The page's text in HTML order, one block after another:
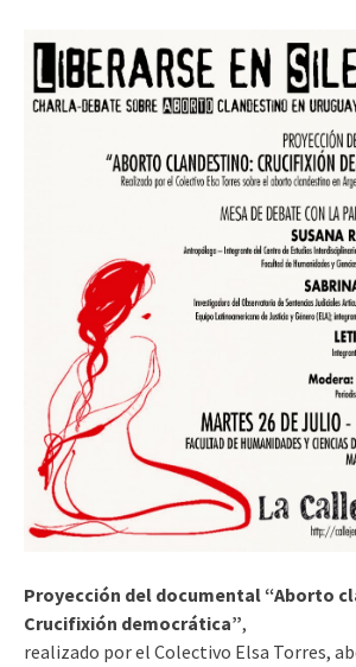
Proyección del documental “Aborto
Crucifixión democrática”,
realizado por el Colectivo Elsa Torres,